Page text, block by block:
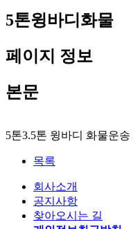
5톤윙바디화물
페이지 정보
본문
5톤3.5톤 윙바디 화물운송
목록
회사소개
공지사항
찾아오시는 길